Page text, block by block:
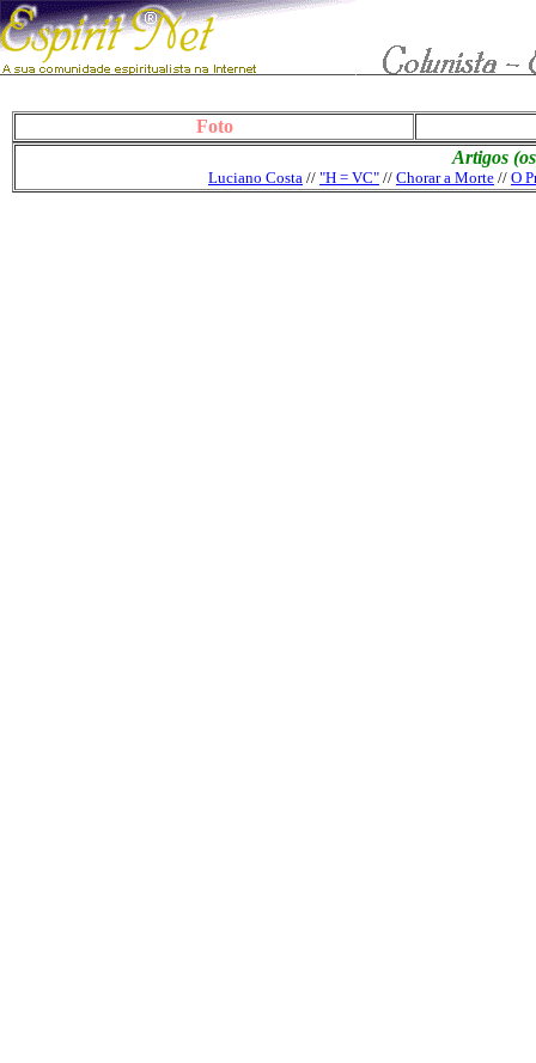
Foto
Artigos
Luciano Costa // "H = VC" // Chorar a Morte // O